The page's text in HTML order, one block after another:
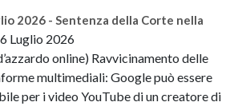
2026 - Sentenza della Corte nella
Luglio 2026
online) Ravvicinamento delle
multimediali: Google può essere
per i video YouTube di un creatore di